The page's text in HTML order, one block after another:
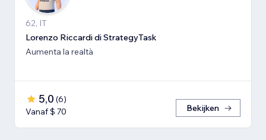
62, IT
Lorenzo Riccardi di StrategyTask
Aumenta la realtà
5,0 (6)
Vanaf $ 70
Bekijken